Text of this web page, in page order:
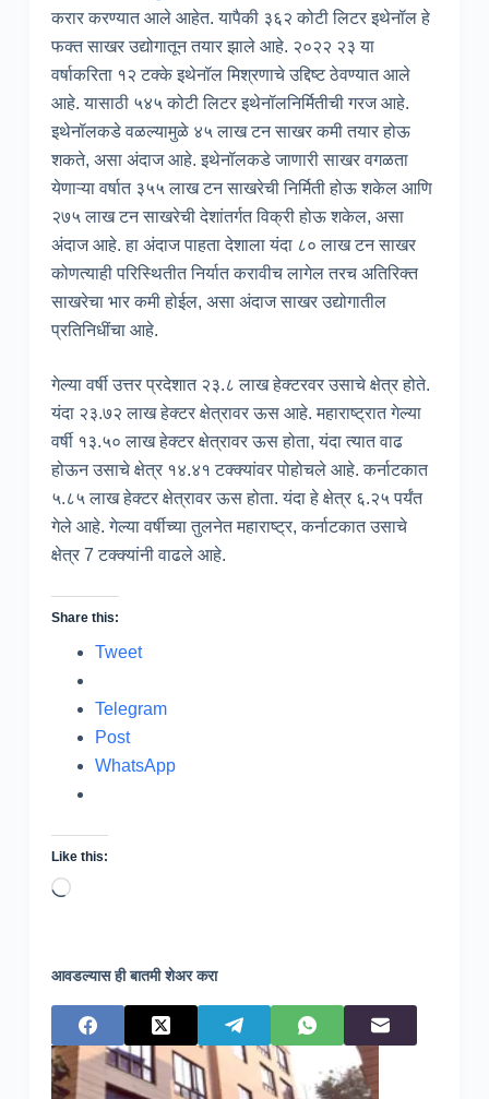
करार करण्यात आले आहेत. यापैकी ३६२ कोटी लिटर इथेनॉल हे
फक्त साखर उद्योगातून तयार झाले आहे. २०२२ २३ या
वर्षाकरिता १२ टक्के इथेनॉल मिश्रणाचे उद्दिष्ट ठेवण्यात आले
आहे. यासाठी ५४५ कोटी लिटर इथेनॉलनिर्मितीची गरज आहे.
इथेनॉलकडे वळल्यामुळे ४५ लाख टन साखर कमी तयार होऊ
शकते, असा अंदाज आहे. इथेनॉलकडे जाणारी साखर वगळता
येणाऱ्या वर्षात ३५५ लाख टन साखरेची निर्मिती होऊ शकेल आणि
२७५ लाख टन साखरेची देशांतर्गत विक्री होऊ शकेल, असा
अंदाज आहे. हा अंदाज पाहता देशाला यंदा ८० लाख टन साखर
कोणत्याही परिस्थितीत निर्यात करावीच लागेल तरच अतिरिक्त
साखरेचा भार कमी होईल, असा अंदाज साखर उद्योगातील
प्रतिनिधींचा आहे.
गेल्या वर्षी उत्तर प्रदेशात २३.८ लाख हेक्टरवर उसाचे क्षेत्र होते.
यंदा २३.७२ लाख हेक्टर क्षेत्रावर ऊस आहे. महाराष्ट्रात गेल्या
वर्षी १३.५० लाख हेक्टर क्षेत्रावर ऊस होता, यंदा त्यात वाढ
होऊन उसाचे क्षेत्र १४.४१ टक्क्यांवर पोहोचले आहे. कर्नाटकात
५.८५ लाख हेक्टर क्षेत्रावर ऊस होता. यंदा हे क्षेत्र ६.२५ पर्यंत
गेले आहे. गेल्या वर्षीच्या तुलनेत महाराष्ट्र, कर्नाटकात उसाचे
क्षेत्र 7 टक्क्यांनी वाढले आहे.
Share this:
Tweet
Telegram
Post
WhatsApp
Like this:
Loading…
आवडल्यास ही बातमी शेअर करा